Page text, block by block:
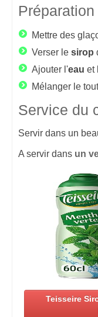
Préparation
Mettre des
Verser le sirop
Ajouter l'eau et
Mélanger le
Service du
Servir dans un
A servir dans un
Teisseire